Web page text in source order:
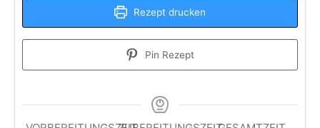
Rezept drucken
Pin Rezept